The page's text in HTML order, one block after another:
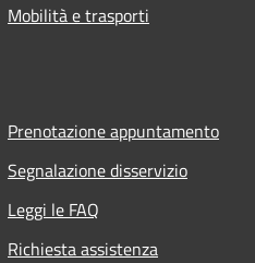
Mobilità e trasporti
Prenotazione appuntamento
Segnalazione disservizio
Leggi le FAQ
Richiesta assistenza